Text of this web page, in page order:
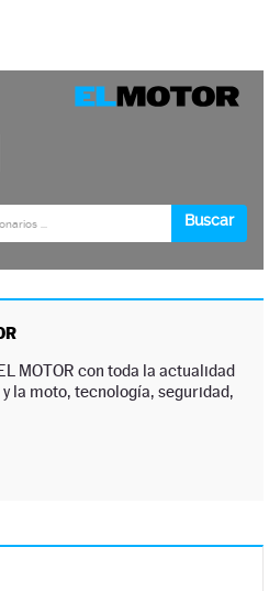
MOTOR con toda la actualidad
la moto, tecnología, seguridad,